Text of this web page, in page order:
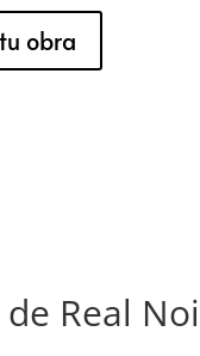
obra
Real